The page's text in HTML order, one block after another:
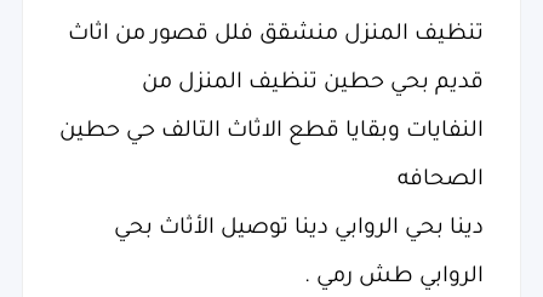
تنظيف المنزل منشقق فلل قصور من اثاث
قديم بحي حطين تنظيف المنزل من
النفايات وبقايا قطع الاثاث التالف حي حطين
الصحافه
دينا بحي الروابي دينا توصيل الأثاث بحي
الروابي طش رمي .